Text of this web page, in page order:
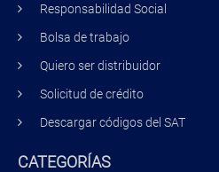
Responsabilidad Social
Bolsa de trabajo
Quiero ser distribuidor
Solicitud de crédito
Descargar códigos del SAT
CATEGORÍAS